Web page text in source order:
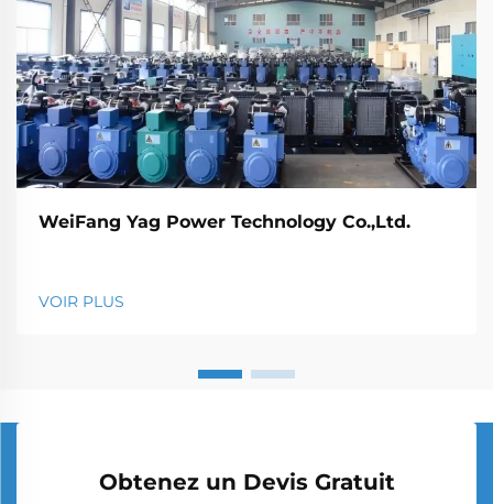
WeiFang Yag Power Technology Co.,Ltd.
VOIR PLUS
Obtenez un Devis Gratuit